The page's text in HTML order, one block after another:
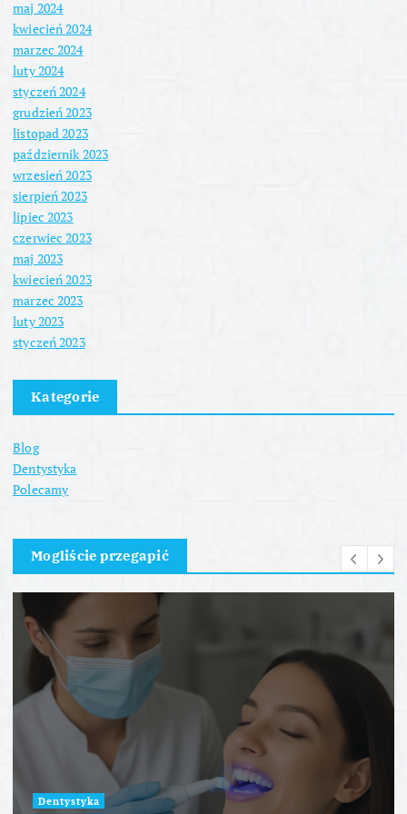
maj 2024
kwiecień 2024
marzec 2024
luty 2024
styczeń 2024
grudzień 2023
listopad 2023
październik 2023
wrzesień 2023
sierpień 2023
lipiec 2023
czerwiec 2023
maj 2023
kwiecień 2023
marzec 2023
luty 2023
styczeń 2023
Kategorie
Blog
Dentystyka
Polecamy
Mogliście przegapić
Dentystyka